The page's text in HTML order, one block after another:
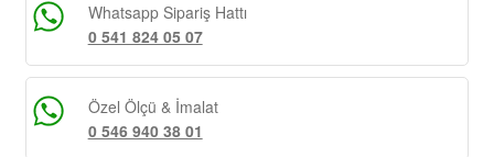
Whatsapp Sipariş Hattı
0 541 824 05 07
Özel Ölçü & İmalat
0 546 940 38 01